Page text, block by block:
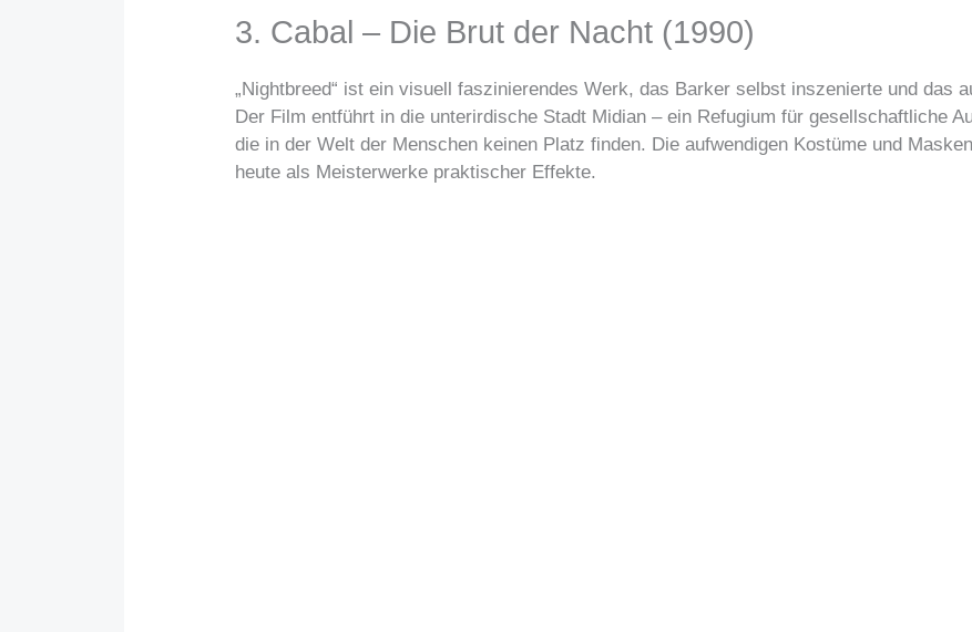
3. Cabal – Die Brut der Nacht (1990)
„Nightbreed“ ist ein visuell faszinierendes Werk, das Barker selbst inszenierte und das
Der Film entführt in die unterirdische Stadt Midian – ein Refugium für gesellschaftliche
die in der Welt der Menschen keinen Platz finden. Die aufwendigen Kostüme und
heute als Meisterwerke praktischer Effekte.